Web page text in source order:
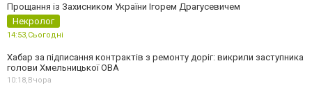
Прощання із Захисником України Ігорем Драгусевичем
Некролог
14:53,Сьогодні
Хабар за підписання контрактів з ремонту доріг: викрили заступника
голови Хмельницької ОВА
10:18,Вчора